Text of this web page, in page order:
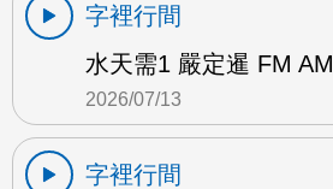
字裡行間
水天需1 嚴定暹 FM AM
2026/07/13
字裡行間